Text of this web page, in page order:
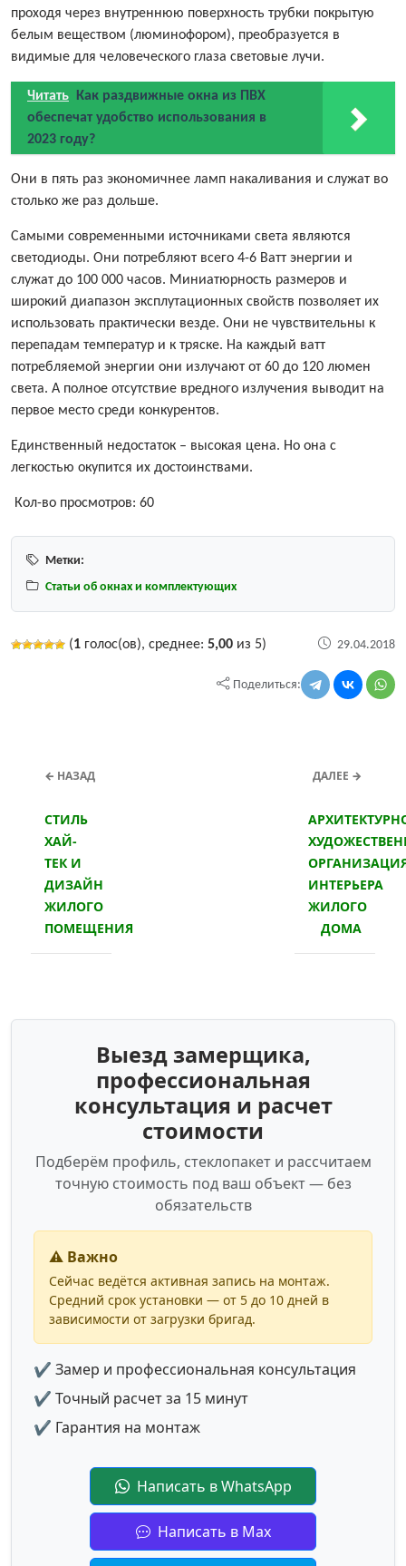
проходя через внутреннюю поверхность трубки покрытую
белым веществом (люминофором), преобразуется в
видимые для человеческого глаза световые лучи.
Читать
Как раздвижные окна из ПВХ
обеспечат удобство использования в
2023 году?
Они в пять раз экономичнее ламп накаливания и служат во
столько же раз дольше.
Самыми современными источниками света являются
светодиоды. Они потребляют всего 4-6 Ватт энергии и
служат до 100 000 часов. Миниатюрность размеров и
широкий диапазон эксплутационных свойств позволяет их
использовать практически везде. Они не чувствительны к
перепадам температур и к тряске. На каждый ватт
потребляемой энергии они излучают от 60 до 120 люмен
света. А полное отсутствие вредного излучения выводит на
первое место среди конкурентов.
Единственный недостаток – высокая цена. Но она с
легкостью окупится их достоинствами.
Кол-во просмотров: 60
Метки:
Статьи об окнах и комплектующих
(1 голос(ов), среднее: 5,00 из 5) 29.04.2018
Поделиться:
← НАЗАД
СТИЛЬ
ХАЙ-
ТЕК И
ДИЗАЙН
ЖИЛОГО
ПОМЕЩЕНИЯ
ДАЛЕЕ →
ИНТЕРЬЕРА
ЖИЛОГО
ДОМА
Выезд замерщика,
профессиональная
консультация и расчет
стоимости
Подберём профиль, стеклопакет и рассчитаем
точную стоимость под ваш объект — без
обязательств
⚠️ Важно
Сейчас ведётся активная запись на монтаж.
Средний срок установки — от 5 до 10 дней в
зависимости от загрузки бригад.
✔ Замер и профессиональная консультация
✔ Точный расчет за 15 минут
✔ Гарантия на монтаж
Написать в WhatsApp
Написать в Max